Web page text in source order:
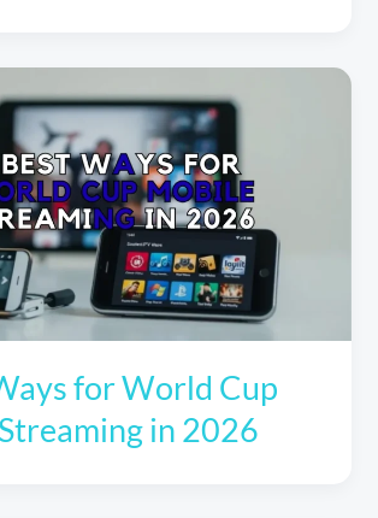
for World Cup
in 2026